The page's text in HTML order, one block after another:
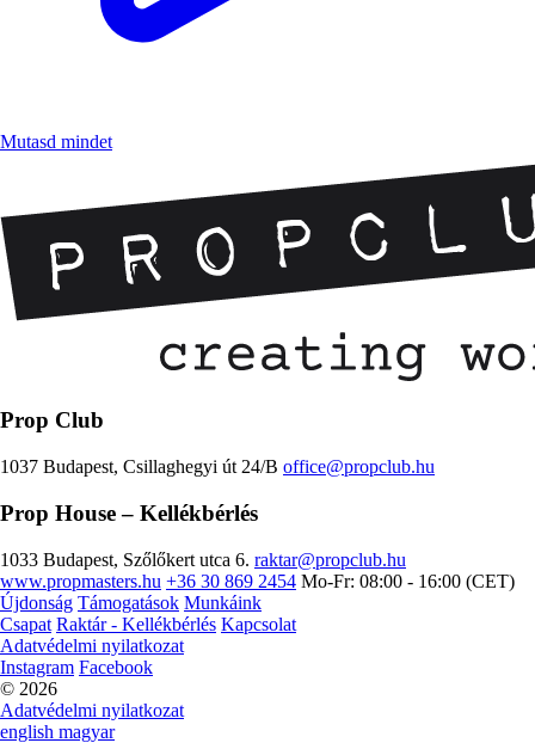
Mutasd mindet
Prop Club
1037 Budapest, Csillaghegyi út 24/B office@propclub.hu
Prop House– Kellékbérlés
1033 Budapest, Szőlőkert utca 6. raktar@propclub.hu
www.propmasters.hu +36 30 869 2454 Mo-Fr: 08:00 - 16:00 (CET)
Újdonság Támogatások Munkáink
Csapat Raktár - Kellékbérlés Kapcsolat
Adatvédelmi nyilatkozat
Instagram Facebook
© 2026
Adatvédelmi nyilatkozat
english magyar